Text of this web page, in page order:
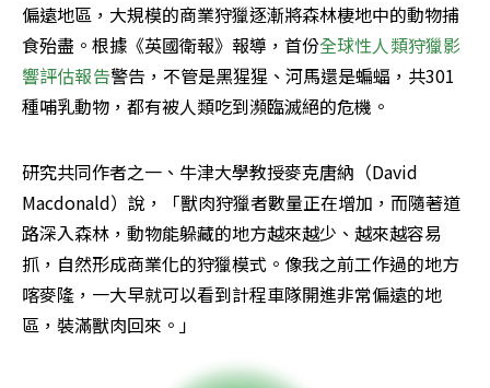
偏遠地區，大規模的商業狩獵逐漸將森林棲地中的動物捕
食殆盡。根據《英國衛報》報導，首份全球性人類狩獵影
響評估報告警告，不管是黑猩猩、河馬還是蝙蝠，共301
種哺乳動物，都有被人類吃到瀕臨滅絕的危機。
研究共同作者之一、牛津大學教授麥克唐納（David
Macdonald）說，「獸肉狩獵者數量正在增加，而隨著道
路深入森林，動物能躲藏的地方越來越少、越來越容易
抓，自然形成商業化的狩獵模式。像我之前工作過的地方
喀麥隆，一大早就可以看到計程車隊開進非常偏遠的地
區，裝滿獸肉回來。」